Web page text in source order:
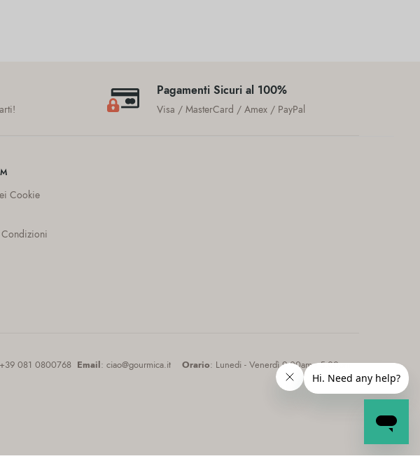
Pagamenti Sicuri al 100%
Visa / MasterCard / Amex / PayPal
Cookie
081 0800768 Email: ciao@gourmica.it Orario: Lunedi - Venerdì 9:00am - 5:00pm